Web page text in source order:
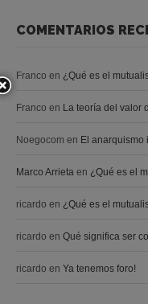
COMENTARIOS
Franco en ¿Qué es el
Franco en La teoría del valor
Noegocom en El anarquismo
Marco Arrieta en ¿Qué es el
ricardo en ¿Qué es el
ricardo en Qué significa ser
ricardo en Ya tenemos foro!